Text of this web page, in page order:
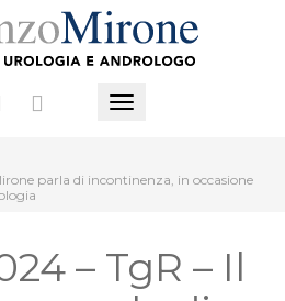
Mostra
parla di incontinenza, in occasione
– TgR – Il